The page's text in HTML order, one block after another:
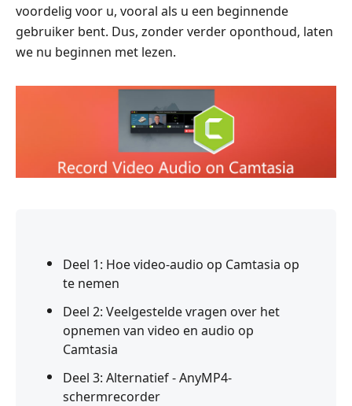
voordelig voor u, vooral als u een beginnende
gebruiker bent. Dus, zonder verder oponthoud, laten
we nu beginnen met lezen.
Deel 1: Hoe video-audio op Camtasia op
te nemen
Deel 2: Veelgestelde vragen over het
opnemen van video en audio op
Camtasia
Deel 3: Alternatief - AnyMP4-
schermrecorder